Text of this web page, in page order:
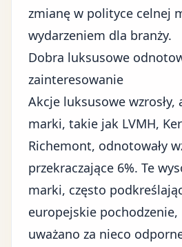
zmianę w polityce celnej
wydarzeniem dla branży.
Dobra luksusowe
zainteresowanie
Akcje luksusowe wzrosły,
marki, takie jak LVMH,
Richemont, odnotowały
przekraczające 6%. Te
marki, często
europejskie
uważano za nieco